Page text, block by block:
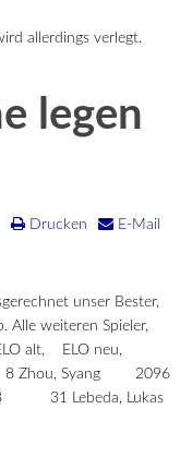
allerdings verlegt.
legen
Drucken E-Mail
unser Bester,
Alle weiteren Spieler,
alt, ELO neu,
Syang 2096
Lebeda, Lukas